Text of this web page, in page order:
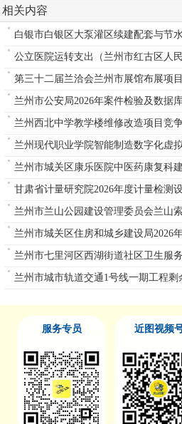
相关内容
白银市白银区大泵灌区续建配套与节
公立医院运转支出（兰州市红古区人
目）
第三十二届兰洽会兰州市展馆布展项
兰州市公安局2026年案件检验及数据
磋商公告
兰州西北中学教学楼维修改造项目竞
兰州现代职业学院智能制造数字化虚
公告
兰州市城关区康乐医院中医药康复科
甘肃省计量研究院2026年度计量检测
兰州市兰山公园建设管理委员会兰山
单一来源公告
兰州市城关区住房和城乡建设局2026
标公告
兰州市七里河区西湖街道社区卫生服
磋商公告
兰州市城市轨道交通1号线一期工程
服务专员 近图视频